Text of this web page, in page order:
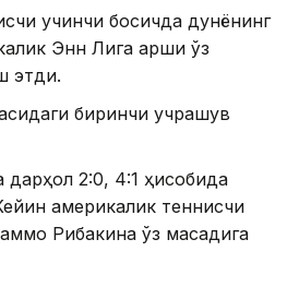
учинчи босқичда дунёнинг
Энн Лига қарши ўз
этди.
биринчи учрашув
дарҳол 2:0, 4:1 ҳисобида
америкалик теннисчи
Рибакина ўз мақсадига